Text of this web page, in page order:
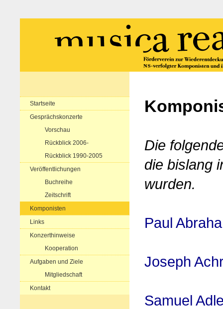
Startseite
Gesprächskonzerte
Vorschau
Rückblick 2006-
Rückblick 1990-2005
Veröffentlichungen
Buchreihe
Zeitschrift
Komponisten
Links
Konzerthinweise
Kooperation
Aufgaben und Ziele
Mitgliedschaft
Kontakt
Die
die bislang
wurden.
Paul
Joseph
Samuel